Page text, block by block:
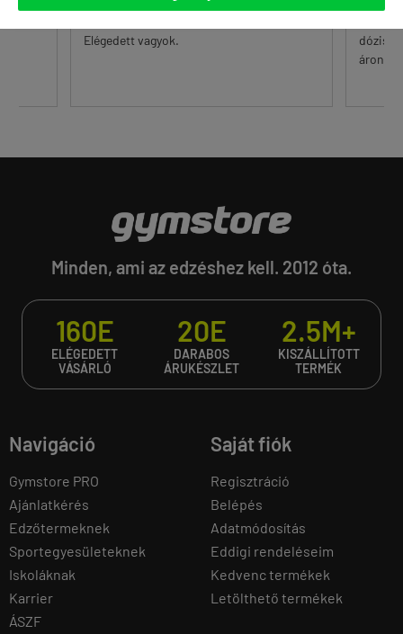
Elégedett vagyok.
dózisú
áron.
Minden, ami az edzéshez kell. 2012 óta.
160E
ELÉGEDETT
VÁSÁRLÓ
20E
DARABOS
ÁRUKÉSZLET
2.5M+
KISZÁLLÍTOTT
TERMÉK
Navigáció
Gymstore PRO
Ajánlatkérés
Edzőtermeknek
Sportegyesületeknek
Iskoláknak
Karrier
ÁSZF
Saját fiók
Regisztráció
Belépés
Adatmódosítás
Eddigi rendeléseim
Kedvenc termékek
Letölthető termékek